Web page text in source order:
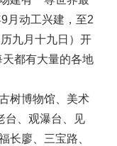
月动工兴建，至2
九月十九日）开
都有大量的各地
树博物馆、美术
台、观瀑台、见
长廖、三宝路、